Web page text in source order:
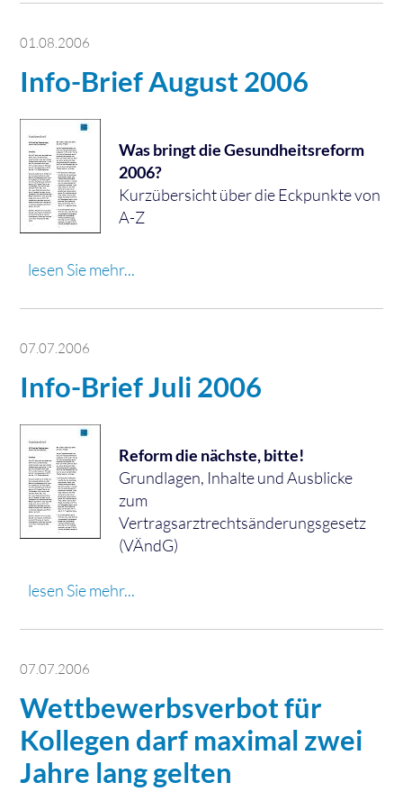
01.08.2006
Info-Brief August 2006
Was bringt die Gesundheitsreform
2006?
Kurzübersicht über die Eckpunkte von
A-Z
lesen Sie mehr...
07.07.2006
Info-Brief Juli 2006
Reform die nächste, bitte!
Grundlagen, Inhalte und Ausblicke
zum
Vertragsarztrechtsänderungsgesetz
(VÄndG)
lesen Sie mehr...
07.07.2006
Wettbewerbsverbot für
Kollegen darf maximal zwei
Jahre lang gelten